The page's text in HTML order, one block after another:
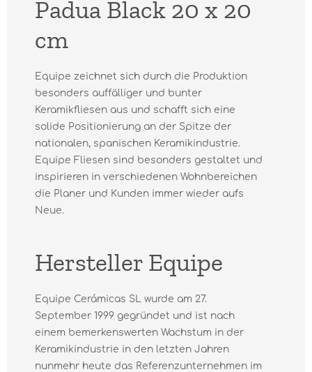
Padua Black 20 x 20
cm
Equipe zeichnet sich durch die Produktion
besonders auffälliger und bunter
Keramikfliesen aus und schafft sich eine
solide Positionierung an der Spitze der
nationalen, spanischen Keramikindustrie.
Equipe Fliesen sind besonders gestaltet und
inspirieren in verschiedenen Wohnbereichen
die Planer und Kunden immer wieder aufs
Neue.
Hersteller Equipe
Equipe Cerámicas SL wurde am 27.
September 1999 gegründet und ist nach
einem bemerkenswerten Wachstum in der
Keramikindustrie in den letzten Jahren
nunmehr heute das Referenzunternehmen im